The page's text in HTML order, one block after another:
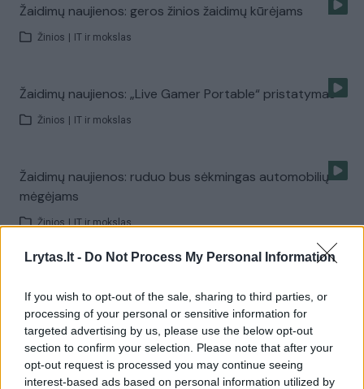
Lrytas.lt - Do Not Process My Personal Information
If you wish to opt-out of the sale, sharing to third parties, or
processing of your personal or sensitive information for
targeted advertising by us, please use the below opt-out
section to confirm your selection. Please note that after your
opt-out request is processed you may continue seeing
interest-based ads based on personal information utilized by
Žaidimų naujienos: geros žinios žaidimų kūrėjams
Žinios IT ir mokslas
Žaidimų naujienos: „Live Gamer Portable“ pristatymas
Žinios IT ir mokslas
Žaidimų naujienos: ruduo bus sėkmingas automobilių
mėgėjams
Žinios | IT ir mokslas
IT ir mokslas
Žaidimų naujienos: žinoma „Battlefield Hardline“
išleidimo data